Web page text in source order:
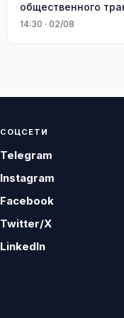
общественного
14:30 · 02/08
СОЦСЕТИ
Telegram
Instagram
Facebook
Twitter/X
LinkedIn